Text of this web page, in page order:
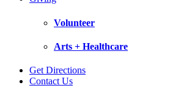
Volunteer
Arts + Healthcare
Get Directions
Contact Us